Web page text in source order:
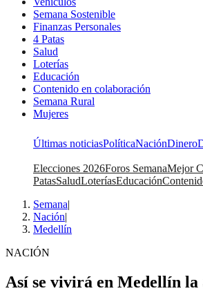
Semana Sostenible
Finanzas Personales
4 Patas
Salud
Loterías
Educación
Contenido en colaboración
Semana Rural
Mujeres
Últimas noticiasPolíticaNaciónDinero
Elecciones 2026Foros SemanaMejor
PatasSaludLoteríasEducación
Semana|
Nación|
Medellín
NACIÓN
Así se vivirá en Medellín